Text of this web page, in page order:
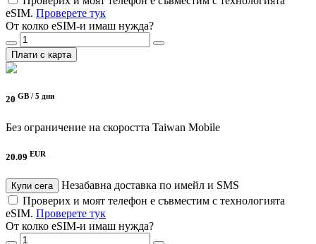
eSIM. Проверете тук
От колко eSIM-и имаш нужда?
Плати с карта
20 GB / 5 дни
Без ограничение на скоростта Taiwan Mobile
20.09 EUR
Купи сега
Незабавна доставка по имейл и SMS
Проверих и моят телефон е съвместим с технологията
eSIM. Проверете тук
От колко eSIM-и имаш нужда?